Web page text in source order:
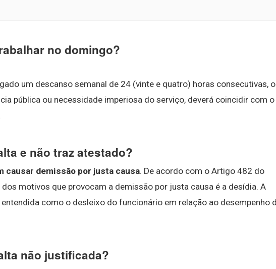
no domingo?
um descanso semanal de 24 (vinte e quatro) horas consecutivas, o
pública ou necessidade imperiosa do serviço, deverá coincidir com o
e não traz atestado?
demissão por justa causa. De acordo com o Artigo 482 do
dos motivos que provocam a demissão por justa causa é a desídia. A
como o desleixo do funcionário em relação ao desempenho
não justificada?